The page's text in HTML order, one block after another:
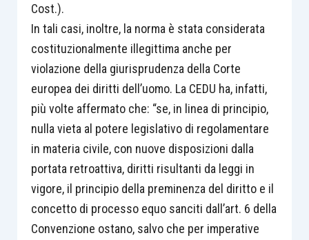
Cost.).
In tali casi, inoltre, la norma è stata considerata
costituzionalmente illegittima anche per
violazione della giurisprudenza della Corte
europea dei diritti dell’uomo. La CEDU ha, infatti,
più volte affermato che: “se, in linea di principio,
nulla vieta al potere legislativo di regolamentare
in materia civile, con nuove disposizioni dalla
portata retroattiva, diritti risultanti da leggi in
vigore, il principio della preminenza del diritto e il
concetto di processo equo sanciti dall’art. 6 della
Convenzione ostano, salvo che per imperative